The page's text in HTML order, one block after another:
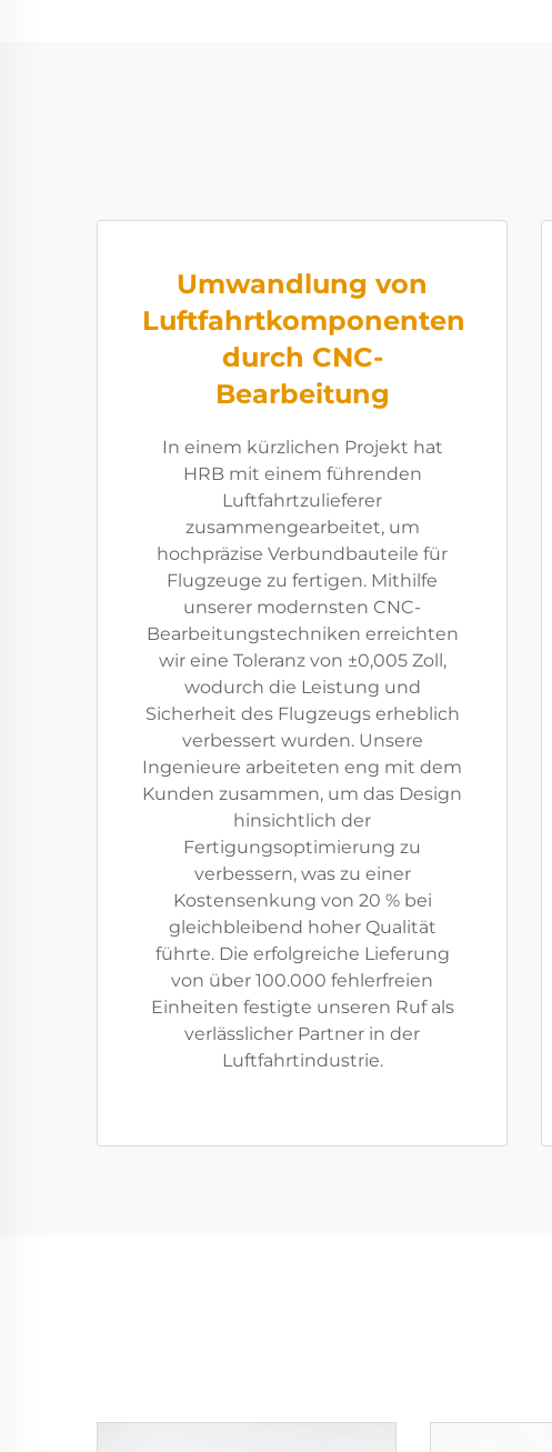
Umwandlung von
Luftfahrtkomponenten
durch CNC-
Bearbeitung
In einem kürzlichen Projekt hat
HRB mit einem führenden
Luftfahrtzulieferer
zusammengearbeitet, um
hochpräzise Verbundbauteile für
Flugzeuge zu fertigen. Mithilfe
unserer modernsten CNC-
Bearbeitungstechniken erreichten
wir eine Toleranz von ±0,005 Zoll,
wodurch die Leistung und
Sicherheit des Flugzeugs erheblich
verbessert wurden. Unsere
Ingenieure arbeiteten eng mit dem
Kunden zusammen, um das Design
hinsichtlich der
Fertigungsoptimierung zu
verbessern, was zu einer
Kostensenkung von 20 % bei
gleichbleibend hoher Qualität
führte. Die erfolgreiche Lieferung
von über 100.000 fehlerfreien
Einheiten festigte unseren Ruf als
verlässlicher Partner in der
Luftfahrtindustrie.